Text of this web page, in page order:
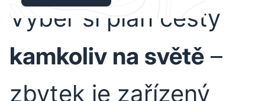
Vyber si plán cesty
kamkoliv na světě –
zbytek je zařízený